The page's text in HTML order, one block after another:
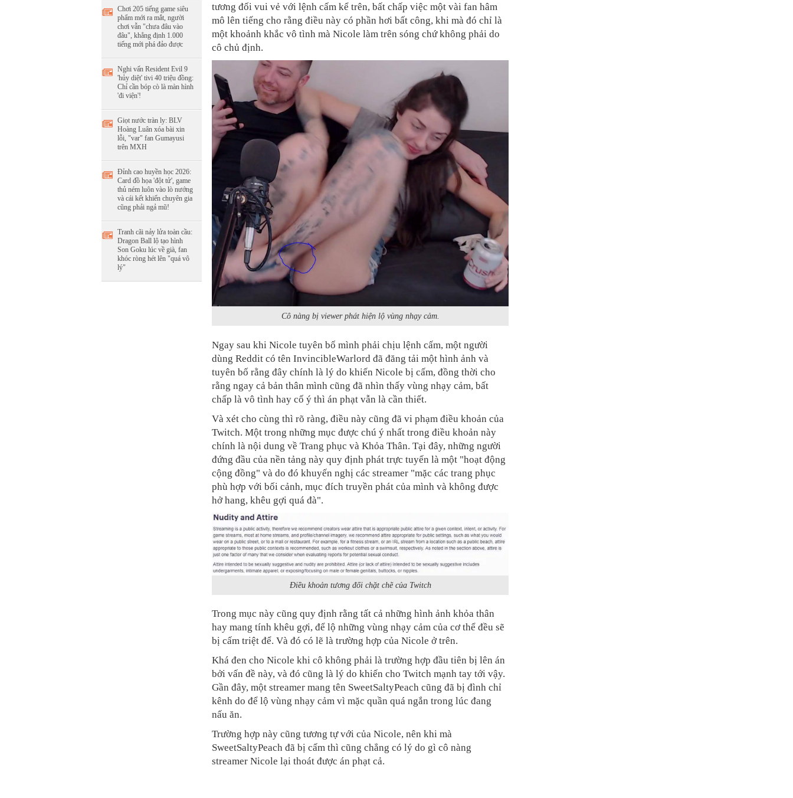
Chơi 205 tiếng game siêu
phẩm mới ra mắt, người
chơi vẫn "chưa đâu vào
đâu", khẳng định 1.000
tiếng mới phá đảo được
Nghi vấn Resident Evil 9
'hủy diệt' tivi 40 triệu đồng:
Chỉ cần bóp cò là màn hình
'đi viện'!
Giọt nước tràn ly: BLV
Hoàng Luân xóa bài xin
lỗi, "var" fan Gumayusi
trên MXH
Đỉnh cao huyền học 2026:
Card đồ họa 'đột tử', game
thủ ném luôn vào lò nướng
và cái kết khiến chuyên gia
cũng phải ngả mũ!
Tranh cãi nảy lửa toàn cầu:
Dragon Ball lộ tạo hình
Son Goku lúc về già, fan
khóc ròng hét lên "quá vô
lý"
tương đối vui vẻ với lệnh cấm kể trên, bất chấp việc một vài fan hâm
mô lên tiếng cho rằng điều này có phần hơi bất công, khi mà đó chỉ là
một khoảnh khắc vô tình mà Nicole làm trên sóng chứ không phải do
cô chủ định.
Cô nàng bị viewer phát hiện lộ vùng nhạy cảm.
Ngay sau khi Nicole tuyên bố mình phải chịu lệnh cấm, một người
dùng Reddit có tên InvincibleWarlord đã đăng tải một hình ảnh và
tuyên bố rằng đây chính là lý do khiến Nicole bị cấm, đồng thời cho
rằng ngay cả bản thân mình cũng đã nhìn thấy vùng nhạy cảm, bất
chấp là vô tình hay cố ý thì án phạt vẫn là cần thiết.
Và xét cho cùng thì rõ ràng, điều này cũng đã vi phạm điều khoản của
Twitch. Một trong những mục được chú ý nhất trong điều khoản này
chính là nội dung về Trang phục và Khỏa Thân. Tại đây, những người
đứng đầu của nền tảng này quy định phát trực tuyến là một "hoạt động
cộng đồng" và do đó khuyến nghị các streamer "mặc các trang phục
phù hợp với bối cảnh, mục đích truyền phát của mình và không được
hở hang, khêu gợi quá đà".
Điều khoản tương đối chặt chẽ của Twitch
Trong mục này cũng quy định rằng tất cả những hình ảnh khỏa thân
hay mang tính khêu gợi, để lộ những vùng nhạy cảm của cơ thể đều sẽ
bị cấm triệt để. Và đó có lẽ là trường hợp của Nicole ở trên.
Khá đen cho Nicole khi cô không phải là trường hợp đầu tiên bị lên án
bởi vấn đề này, và đó cũng là lý do khiến cho Twitch mạnh tay tới vậy.
Gần đây, một streamer mang tên SweetSaltyPeach cũng đã bị đình chỉ
kênh do để lộ vùng nhạy cảm vì mặc quần quá ngắn trong lúc đang
nấu ăn.
Trường hợp này cũng tương tự với của Nicole, nên khi mà
SweetSaltyPeach đã bị cấm thì cũng chẳng có lý do gì cô nàng
streamer Nicole lại thoát được án phạt cả.